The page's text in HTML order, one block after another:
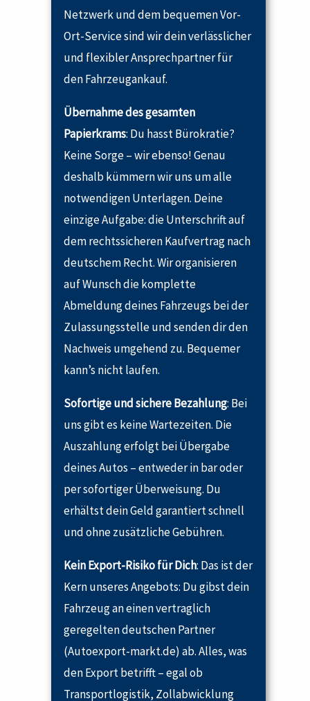
Netzwerk und dem bequemen Vor-
Ort-Service sind wir dein verlässlicher
und flexibler Ansprechpartner für
den Fahrzeugankauf.
Übernahme des gesamten
Papierkrams: Du hasst Bürokratie?
Keine Sorge – wir ebenso! Genau
deshalb kümmern wir uns um alle
notwendigen Unterlagen. Deine
einzige Aufgabe: die Unterschrift auf
dem rechtssicheren Kaufvertrag nach
deutschem Recht. Wir organisieren
auf Wunsch die komplette
Abmeldung deines Fahrzeugs bei der
Zulassungsstelle und senden dir den
Nachweis umgehend zu. Bequemer
kann’s nicht laufen.
Sofortige und sichere Bezahlung: Bei
uns gibt es keine Wartezeiten. Die
Auszahlung erfolgt bei Übergabe
deines Autos – entweder in bar oder
per sofortiger Überweisung. Du
erhältst dein Geld garantiert schnell
und ohne zusätzliche Gebühren.
Kein Export-Risiko für Dich: Das ist der
Kern unseres Angebots: Du gibst dein
Fahrzeug an einen vertraglich
geregelten deutschen Partner
(Autoexport-markt.de) ab. Alles, was
den Export betrifft – egal ob
Transportlogistik, Zollabwicklung